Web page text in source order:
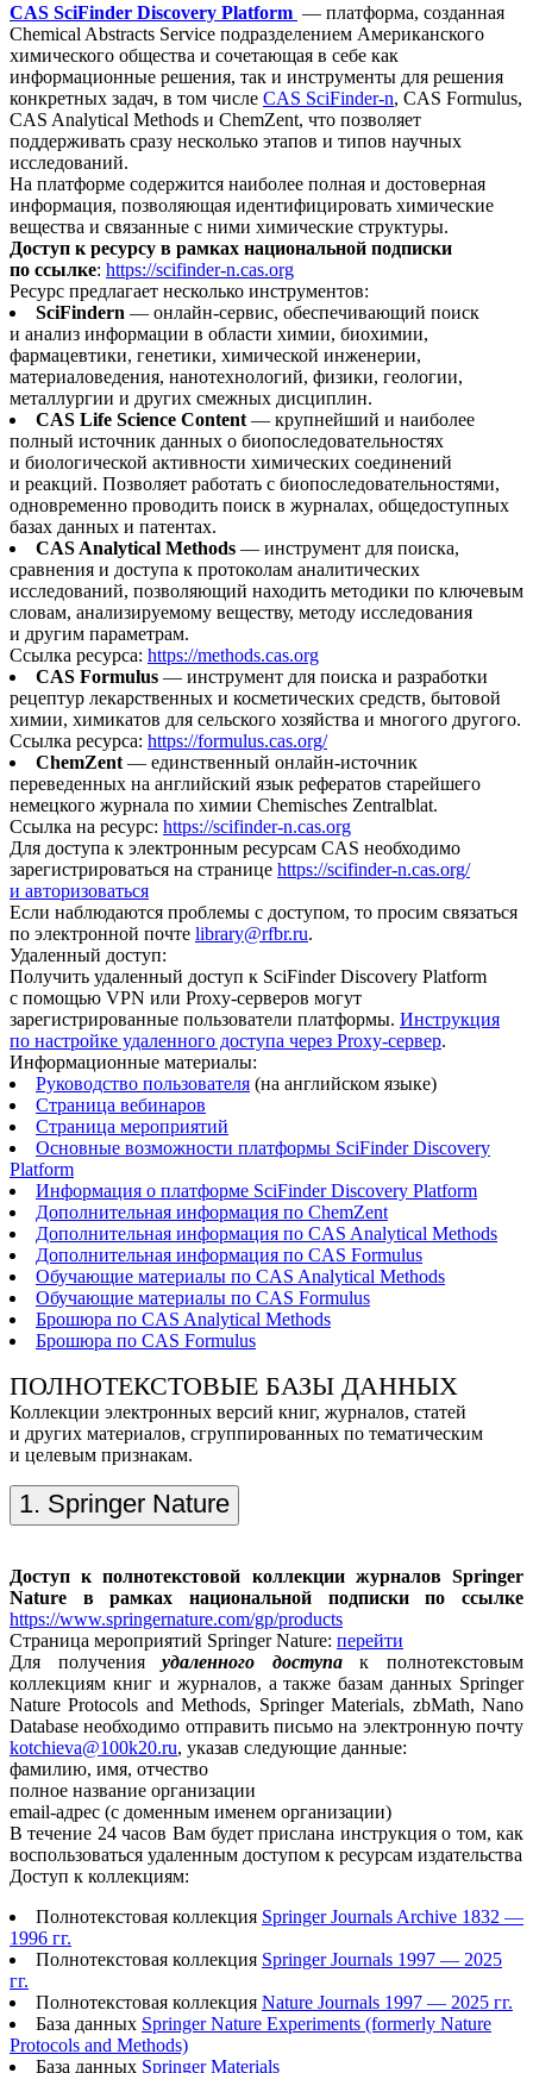
CAS SciFinder Discovery Platform — платформа, созданная
Chemical Abstracts Service подразделением Американского
химического общества и сочетающая в себе как
информационные решения, так и инструменты для решения
конкретных задач, в том числе CAS SciFinder-n, CAS Formulus,
CAS Analytical Methods и ChemZent, что позволяет
поддерживать сразу несколько этапов и типов научных
исследований.
На платформе содержится наиболее полная и достоверная
информация, позволяющая идентифицировать химические
вещества и связанные с ними химические структуры.
Доступ к ресурсу в рамках национальной подписки
по ссылке: https://scifinder-n.cas.org
Ресурс предлагает несколько инструментов:
SciFindern — онлайн-сервис, обеспечивающий поиск
и анализ информации в области химии, биохимии,
фармацевтики, генетики, химической инженерии,
материаловедения, нанотехнологий, физики, геологии,
металлургии и других смежных дисциплин.
CAS Life Science Content — крупнейший и наиболее
полный источник данных о биопоследовательностях
и биологической активности химических соединений
и реакций. Позволяет работать с биопоследовательностями,
одновременно проводить поиск в журналах, общедоступных
базах данных и патентах.
CAS Analytical Methods — инструмент для поиска,
сравнения и доступа к протоколам аналитических
исследований, позволяющий находить методики по ключевым
словам, анализируемому веществу, методу исследования
и другим параметрам.
Ссылка ресурса: https://methods.cas.org
CAS Formulus — инструмент для поиска и разработки
рецептур лекарственных и косметических средств, бытовой
химии, химикатов для сельского хозяйства и многого другого.
Ссылка ресурса: https://formulus.cas.org/
ChemZent — единственный онлайн-источник
переведенных на английский язык рефератов старейшего
немецкого журнала по химии Chemisches Zentralblat.
Ссылка на ресурс: https://scifinder-n.cas.org
Для доступа к электронным ресурсам CAS необходимо
зарегистрироваться на странице https://scifinder-n.cas.org/
и авторизоваться
Если наблюдаются проблемы с доступом, то просим связаться
по электронной почте library@rfbr.ru.
Удаленный доступ:
Получить удаленный доступ к SciFinder Discovery Platform
с помощью VPN или Proxy-серверов могут
зарегистрированные пользователи платформы. Инструкция
по настройке удаленного доступа через Proxy-сервер.
Информационные материалы:
Руководство пользователя (на английском языке)
Страница вебинаров
Страница мероприятий
Основные возможности платформы SciFinder Discovery
Platform
Информация о платформе SciFinder Discovery Platform
Дополнительная информация по ChemZent
Дополнительная информация по CAS Analytical Methods
Дополнительная информация по CAS Formulus
Обучающие материалы по CAS Analytical Methods
Обучающие материалы по CAS Formulus
Брошюра по CAS Analytical Methods
Брошюра по CAS Formulus
ПОЛНОТЕКСТОВЫЕ БАЗЫ ДАННЫХ
Коллекции электронных версий книг, журналов, статей
и других материалов, сгруппированных по тематическим
и целевым признакам.
1. Springer Nature
Доступ к полнотекстовой коллекции журналов Springer
Nature в рамках национальной подписки по ссылке
https://www.springernature.com/gp/products
Страница мероприятий Springer Nature: перейти
Для полученияудаленного доступак полнотекстовым
коллекциям книг и журналов, а также базам данных Springer
Nature Protocols and Methods, Springer Materials, zbMath, Nano
Database необходимо отправить письмо на электронную почту
kotchieva@100k20.ru, указав следующие данные:
фамилию, имя, отчество
полное название организации
email-адрес (с доменным именем организации)
В течение 24 часов Вам будет прислана инструкция о том, как
воспользоваться удаленным доступом к ресурсам издательства
Доступ к коллекциям:
Полнотекстовая коллекция Springer Journals Archive 1832 —
1996 гг.
Полнотекстовая коллекция Springer Journals 1997 — 2025
гг.
Полнотекстовая коллекция Nature Journals 1997 — 2025 гг.
База данных Springer Nature Experiments (formerly Nature
Protocols and Methods)
База данных Springer Materials